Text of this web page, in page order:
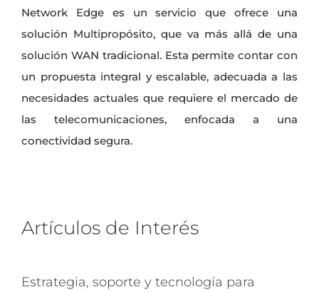
Network Edge es un servicio que ofrece una
solución Multipropósito, que va más allá de una
solución WAN tradicional. Esta permite contar con
un propuesta integral y escalable, adecuada a las
necesidades actuales que requiere el mercado de
las telecomunicaciones, enfocada a una
conectividad segura.
Artículos de Interés
Estrategia, soporte y tecnología para